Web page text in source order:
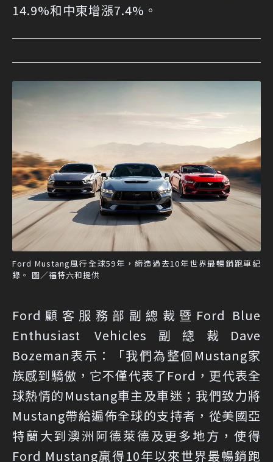
14.9%和中東增漲7.4%。
Ford Mustang風行全球59年，締造過去10年世界最暢銷跑車紀
錄。 圖／福特六和提供
Ford顧客服務部副總裁暨Ford Blue
Enthusiast Vehicles副總裁Dave
Bozeman表示：「我們為整個Mustang家
族感到驕傲，它不僅代表了Ford，更代表全
球熱情的Mustang車主及車迷；我們致力將
Mustang帶給遍佈全球的支持者，從美國亞
特蘭大到澳洲阿德萊德及更多地方，使得
Ford Mustang贏得10年以來世界最暢銷跑